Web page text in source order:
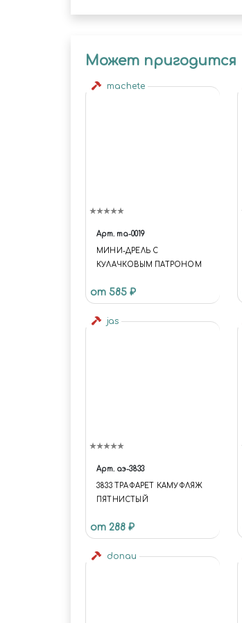
Может пригодится
machete
Арт. ma-0019
МИНИ-ДРЕЛЬ С
КУЛАЧКОВЫМ ПАТРОНОМ
от 585 ₽
jas
Арт. аэ-3833
3833 ТРАФАРЕТ КАМУФЛЯЖ
ПЯТНИСТЫЙ
от 288 ₽
donau